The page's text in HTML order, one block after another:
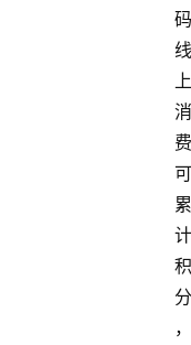
码
线
上
消
费
可
累
计
积
分
，